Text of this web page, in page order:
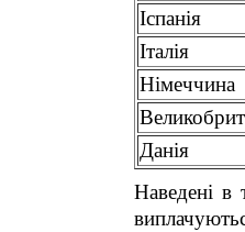
Іспанія
Італія
Німеччина
Данія
Наведені в